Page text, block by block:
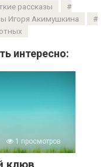
рассказы
Игоря Акимушкина
интересно:
1 просмотров
клюв